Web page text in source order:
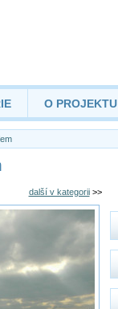
O PROJEKTU
další v kategorii>>